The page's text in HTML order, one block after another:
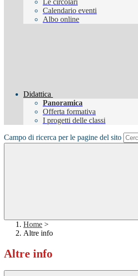
Le circolari
Calendario eventi
Albo online
Didattica
Panoramica
Offerta formativa
I progetti delle classi
Campo di ricerca per le pagine del sito
Home >
Altre info
Altre info